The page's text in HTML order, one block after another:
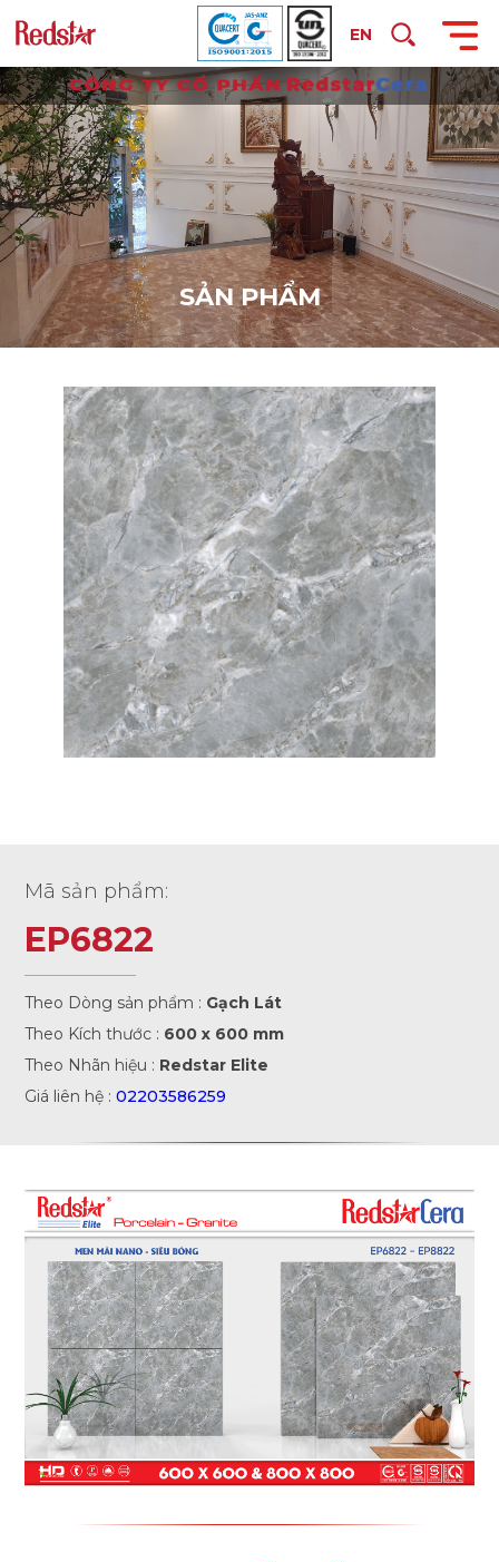
EN
SẢN PHẨM
Mã sản phẩm:
EP6822
Theo Dòng sản phẩm : Gạch Lát
Theo Kích thước : 600 x 600 mm
Theo Nhãn hiệu : Redstar Elite
Giá liên hệ :02203586259